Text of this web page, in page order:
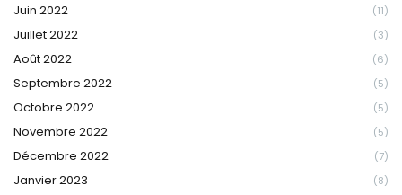
Juin 2022 (11)
Juillet 2022 (3)
Août 2022 (6)
Septembre 2022 (5)
Octobre 2022 (5)
Novembre 2022 (5)
Décembre 2022 (7)
Janvier 2023 (8)